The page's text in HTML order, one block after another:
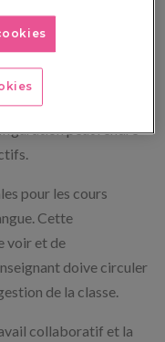
La
est efficace pour
concentration. Les
les interactions et
peut rendre
pour les cours
Cette
voir et de
doive circuler
de la classe.
collaboratif et la